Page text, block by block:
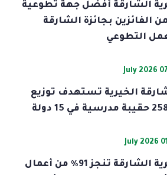
الشارقة أفضل جهة تطوعية
الفائزين بجائزة الشارقة
التطوعي
07 July 2026
الخيرية تستهدف توزيع
في 15 دولة
01 July 2026
خيرية الشارقة تنجز 91% من أعمال